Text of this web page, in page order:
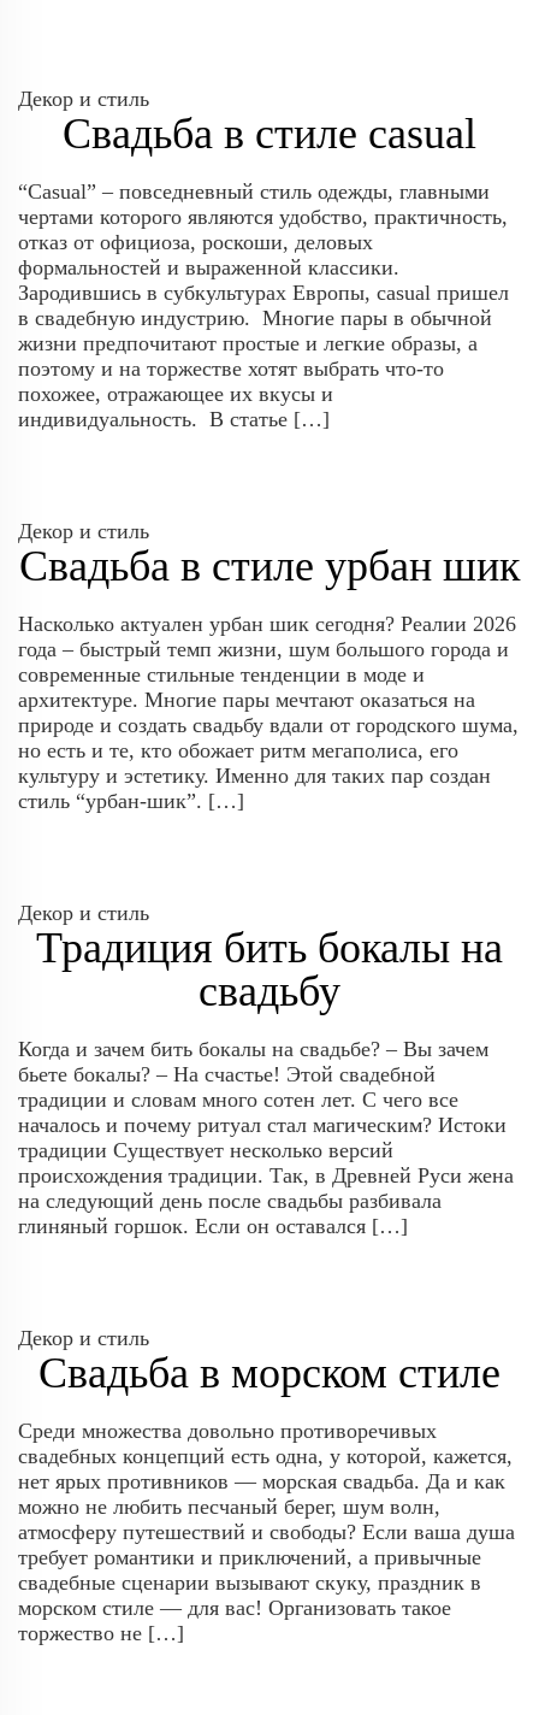
Декор и стиль
Свадьба в стиле casual
“Casual” – повседневный стиль одежды, главными
чертами которого являются удобство, практичность,
отказ от официоза, роскоши, деловых
формальностей и выраженной классики.
Зародившись в субкультурах Европы, casual пришел
в свадебную индустрию. Многие пары в обычной
жизни предпочитают простые и легкие образы, а
поэтому и на торжестве хотят выбрать что-то
похожее, отражающее их вкусы и
индивидуальность. В статье […]
Декор и стиль
Свадьба в стиле урбан шик
Насколько актуален урбан шик сегодня? Реалии 2026
года – быстрый темп жизни, шум большого города и
современные стильные тенденции в моде и
архитектуре. Многие пары мечтают оказаться на
природе и создать свадьбу вдали от городского шума,
но есть и те, кто обожает ритм мегаполиса, его
культуру и эстетику. Именно для таких пар создан
стиль “урбан-шик”. […]
Декор и стиль
Традиция бить бокалы на
свадьбу
Когда и зачем бить бокалы на свадьбе? – Вы зачем
бьете бокалы? – На счастье! Этой свадебной
традиции и словам много сотен лет. С чего все
началось и почему ритуал стал магическим? Истоки
традиции Существует несколько версий
происхождения традиции. Так, в Древней Руси жена
на следующий день после свадьбы разбивала
глиняный горшок. Если он оставался […]
Декор и стиль
Свадьба в морском стиле
Среди множества довольно противоречивых
свадебных концепций есть одна, у которой, кажется,
нет ярых противников — морская свадьба. Да и как
можно не любить песчаный берег, шум волн,
атмосферу путешествий и свободы? Если ваша душа
требует романтики и приключений, а привычные
свадебные сценарии вызывают скуку, праздник в
морском стиле — для вас! Организовать такое
торжество не […]